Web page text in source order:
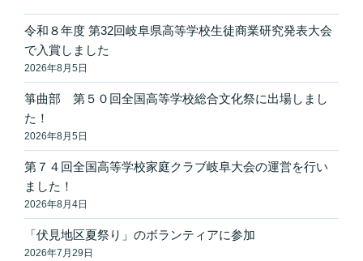
ー
令和８年度 第32回岐阜県高等学校生徒商業研究発表大会
で入賞しました
2026年8月5日
箏曲部 第５０回全国高等学校総合文化祭に出場しまし
た！
2026年8月5日
第７４回全国高等学校家庭クラブ岐阜大会の運営を行い
ました！
2026年8月4日
「伏見地区夏祭り」のボランティアに参加
2026年7月29日